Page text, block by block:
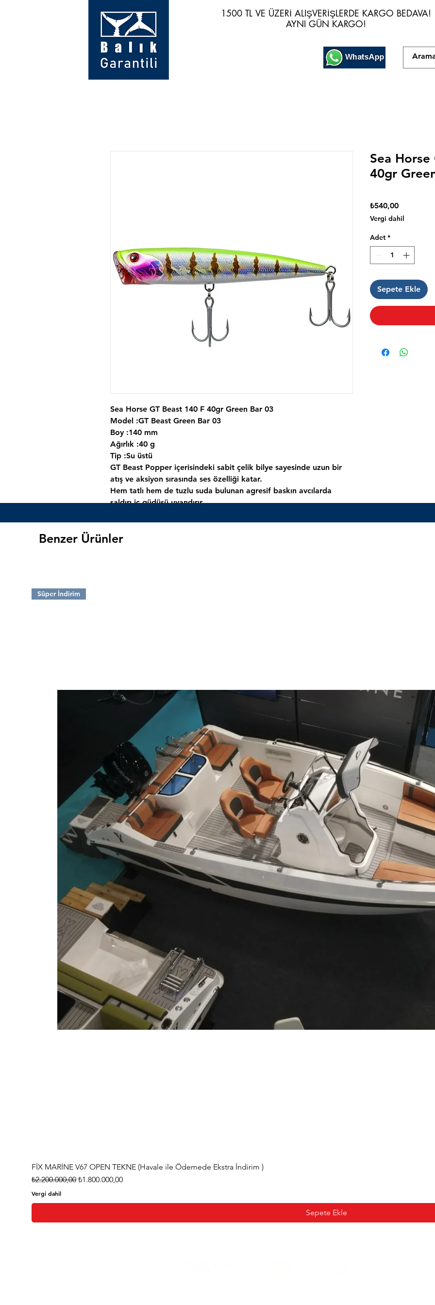
1500 TL VE ÜZERİ ALIŞVERİŞLERDE KARGO BEDAVA!
AYNI GÜN KARGO!
1500 TL VE ÜZERİ ALIŞVERİŞLERDE KARGO BEDAVA!
AYNI GÜN KARGO!
Sea Horse GT Beast 140 F 40gr Green Bar 03
Model :GT Beast Green Bar 03
Boy :140 mm
Ağırlık :40 g
Tip :Su üstü
GT Beast Popper içerisindeki sabit çelik bilye sayesinde uzun bir
atış ve aksiyon sırasında ses özelliği katar.
Hem tatlı hem de tuzlu suda bulunan agresif baskın avcılarda
saldırı iç güdüsü uyandırır.
yaparak avını oltaya çeker.
Sağlam kancaları sayesinde avınızı kolayca tutmanızı sağlar ve
Sea Horse
40gr
₺540,00Fiyat
Vergi dahil
Adet *
Sepete Ekle
Benzer Ürünler
Süper İndirim
FİX MARİNE V67 OPEN TEKNE (Havale ile Ödemede Ekstra İndirim )
Normal Fiyat
₺2.200.000,00 İndirimli Fiyat
₺1.800.000,00
Vergi dahil
Sepete Ekle